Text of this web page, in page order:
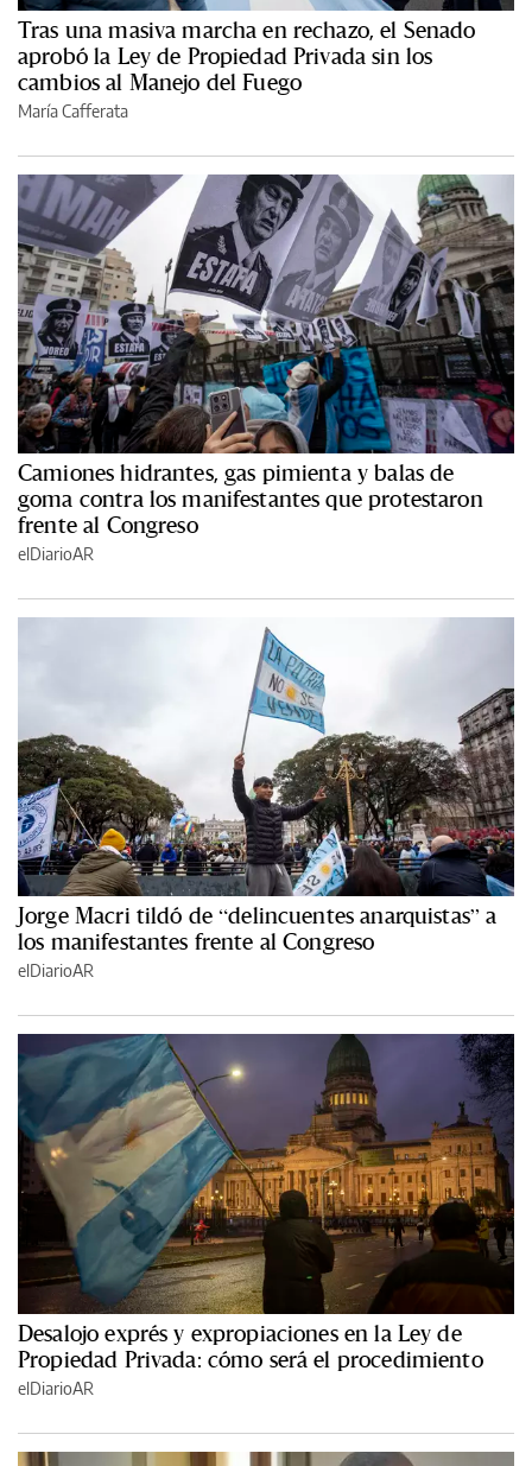
Tras una masiva marcha en rechazo, el Senado
aprobó la Ley de Propiedad Privada sin los
cambios al Manejo del Fuego
María Cafferata
Camiones hidrantes, gas pimienta y balas de
goma contra los manifestantes que protestaron
frente al Congreso
elDiarioAR
Jorge Macri tildó de “delincuentes anarquistas” a
los manifestantes frente al Congreso
elDiarioAR
Desalojo exprés y expropiaciones en la Ley de
Propiedad Privada: cómo será el procedimiento
elDiarioAR